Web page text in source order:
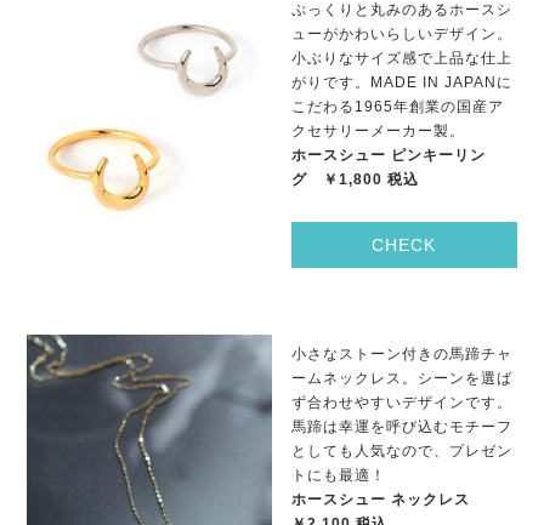
ぷっくりと丸みのあるホースシ
ューがかわいらしいデザイン。
小ぶりなサイズ感で上品な仕上
がりです。MADE IN JAPANに
こだわる1965年創業の国産ア
クセサリーメーカー製。
ホースシュー ピンキーリン
グ ￥1,800 税込
CHECK
小さなストーン付きの馬蹄チャ
ームネックレス。シーンを選ば
ず合わせやすいデザインです。
馬蹄は幸運を呼び込むモチーフ
としても人気なので、プレゼン
トにも最適！
ホースシュー ネックレス